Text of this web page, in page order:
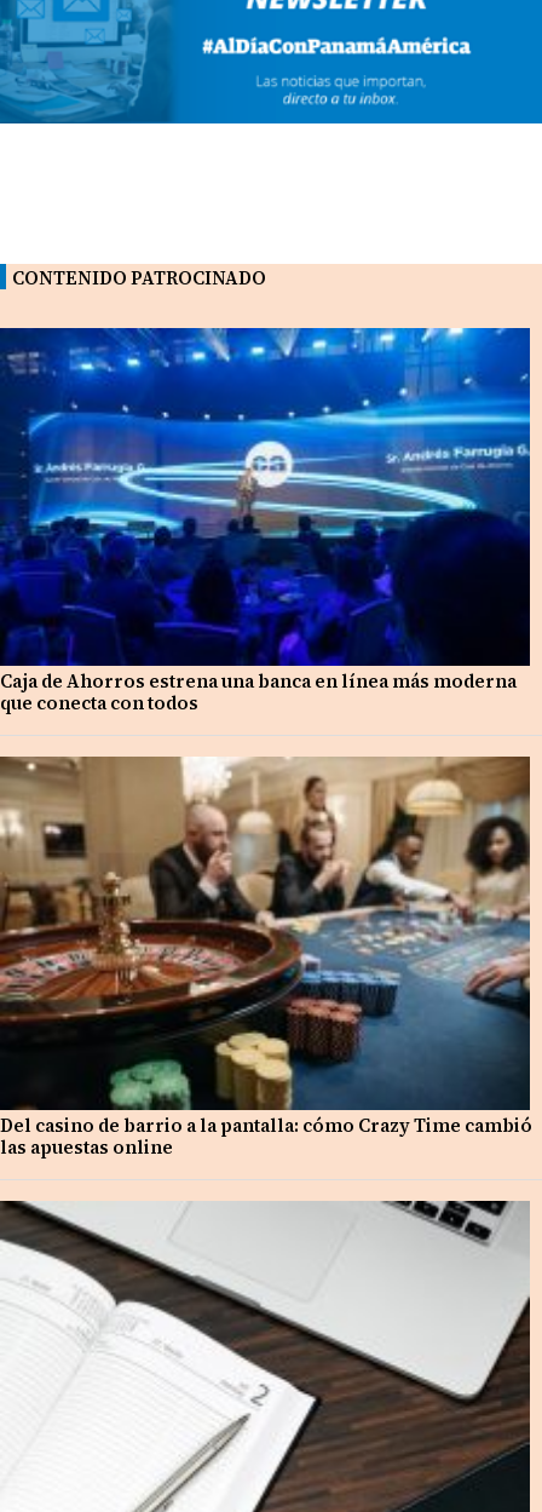
CONTENIDO PATROCINADO
Caja de Ahorros estrena una banca en línea más moderna
que conecta con todos
Del casino de barrio a la pantalla: cómo Crazy Time cambió
las apuestas online